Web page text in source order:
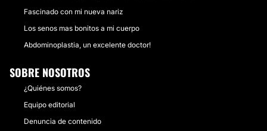
Fascinado con mi nueva nariz
Los senos mas bonitos a mi cuerpo
Abdominoplastia, un excelente doctor!
SOBRE NOSOTROS
¿Quiénes somos?
Equipo editorial
Denuncia de contenido